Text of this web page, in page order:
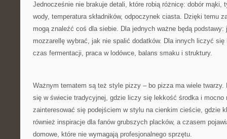
Jednocześnie nie brakuje detali, które robią różnicę: dobór mąki,
wody, temperatura składników, odpoczynek ciasta. Dzięki temu
mogą znaleźć coś dla siebie. Dla jednych ważne będą
mozzarellę wybrać, jak nie spalić dodatków. Dla innych liczyć
czas fermentacji, praca w lodówce, balans smaku i struktury.
Ważnym tematem są też style pizzy – bo pizza ma wiele twarzy.
się w świecie tradycyjnej, gdzie liczy się lekkość środka i mocno
zainteresować się podejściem w stylu na cienkim cieście, gdzie
również inspiracje dla fanów grubszych placków, a czasem
domowe, które nie wymagają profesjonalnego sprzętu.